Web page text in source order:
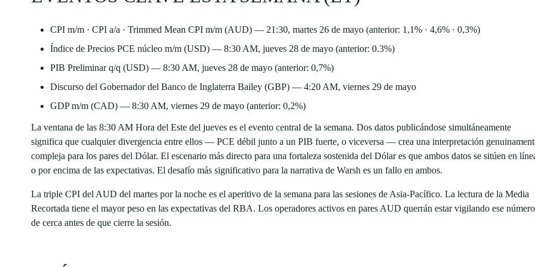
CPI m/m · CPI a/a · Trimmed Mean CPI m/m (AUD) — 21:30, martes 26 de mayo (anterior: 1,1% · 4,6% · 0,3%)
Índice de Precios PCE núcleo m/m (USD) — 8:30 AM, jueves 28 de mayo (anterior: 0.3%)
PIB Preliminar q/q (USD) — 8:30 AM, jueves 28 de mayo (anterior: 0,7%)
Discurso del Gobernador del Banco de Inglaterra Bailey (GBP) — 4:20 AM, viernes 29 de mayo
GDP m/m (CAD) — 8:30 AM, viernes 29 de mayo (anterior: 0,2%)
La ventana de las 8:30 AM Hora del Este del jueves es el evento central de la semana. Dos datos publicándose simultáneamente
significa que cualquier divergencia entre ellos — PCE débil junto a un PIB fuerte, o viceversa — crea una interpretación
compleja para los pares del Dólar. El escenario más directo para una fortaleza sostenida del Dólar es que ambos datos se sitúen en
o por encima de las expectativas. El desafío más significativo para la narrativa de Warsh es un fallo en ambos.
La triple CPI del AUD del martes por la noche es el aperitivo de la semana para las sesiones de Asia-Pacífico. La lectura de la Media
Recortada tiene el mayor peso en las expectativas del RBA. Los operadores activos en pares AUD querrán estar vigilando ese número
de cerca antes de que cierre la sesión.